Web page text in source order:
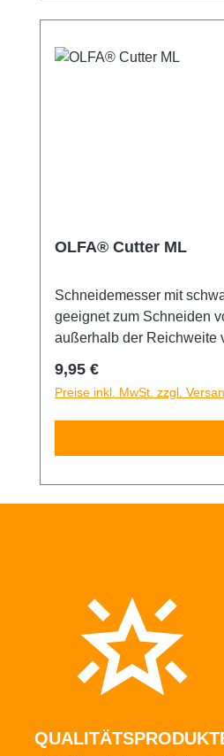
OLFA® Cutter ML
Schneidemesser mit
geeignet zum Schneiden
außerhalb der Reichweite
Regulärer Preis:
9,95 €
Preise inkl. MwSt. zzgl.